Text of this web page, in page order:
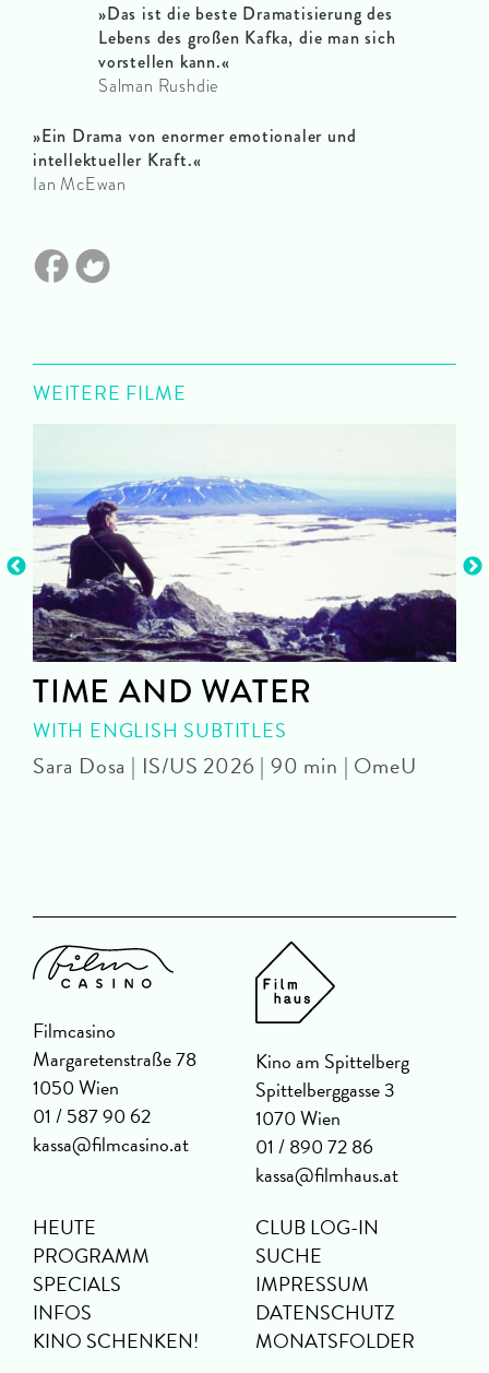
»Das ist die beste Dramatisierung des
Lebens des großen Kafka, die man sich
vorstellen kann.«
Salman Rushdie
»Ein Drama von enormer emotionaler und
intellektueller Kraft.«
Ian McEwan
WEITERE FILME
TIME AND WATER
WITH ENGLISH SUBTITLES
Sara Dosa | IS/US 2026 | 90 min | OmeU
Filmcasino
Margaretenstraße 78
1050 Wien
01 / 587 90 62
kassa@filmcasino.at
Kino am Spittelberg
Spittelberggasse 3
1070 Wien
01 / 890 72 86
kassa@filmhaus.at
HEUTE
PROGRAMM
SPECIALS
INFOS
KINO SCHENKEN!
CLUB LOG-IN
SUCHE
IMPRESSUM
DATENSCHUTZ
MONATSFOLDER